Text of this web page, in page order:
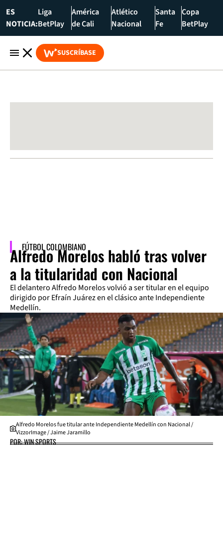
ES
NOTICIA:
Liga
BetPlay
América
de Cali
Atlético
Nacional
Santa
Fe
Copa
BetPlay
SUSCRÍBASE
FÚTBOL COLOMBIANO
Alfredo Morelos habló tras volver
a la titularidad con Nacional
El delantero Alfredo Morelos volvió a ser titular en el equipo
dirigido por Efraín Juárez en el clásico ante Independiente
Medellín.
Alfredo Morelos fue titular ante Independiente Medellín con Nacional /
VizzorImage / Jaime Jaramillo
POR: WIN SPORTS